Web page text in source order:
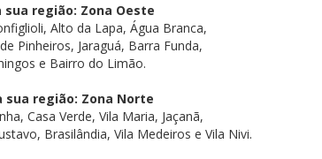
região: Zona Oeste
Alto da Lapa, Água Branca,
Pinheiros, Jaraguá, Barra Funda,
e Bairro do Limão.
região: Zona Norte
Casa Verde, Vila Maria, Jaçanã,
Brasilândia, Vila Medeiros e Vila Nivi.